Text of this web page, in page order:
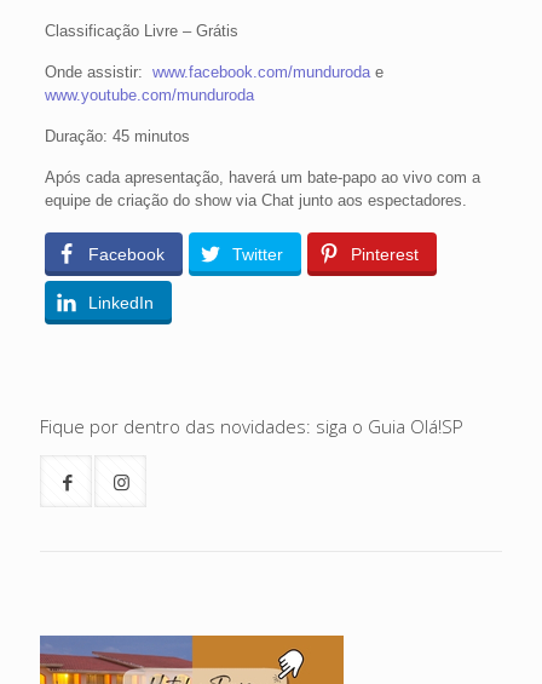
Classificação Livre – Grátis
Onde assistir: www.facebook.com/mundurodae
www.youtube.com/munduroda
Duração: 45 minutos
Após cada apresentação, haverá um bate-papo ao vivo com a
equipe de criação do show via Chat junto aos espectadores.
Facebook Twitter Pinterest
LinkedIn
Fique por dentro das novidades: siga o Guia Olá!SP